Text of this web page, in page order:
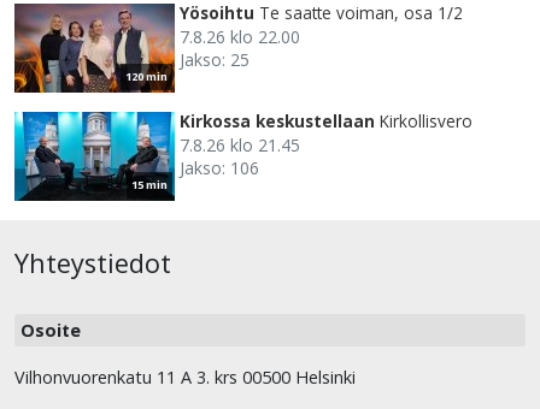
120 min
Yösoihtu Te saatte voiman, osa 1/2
7.8.26 klo 22.00
Jakso: 25
15 min
Kirkossa keskustellaan Kirkollisvero
7.8.26 klo 21.45
Jakso: 106
Yhteystiedot
Osoite
Vilhonvuorenkatu 11 A 3. krs 00500 Helsinki